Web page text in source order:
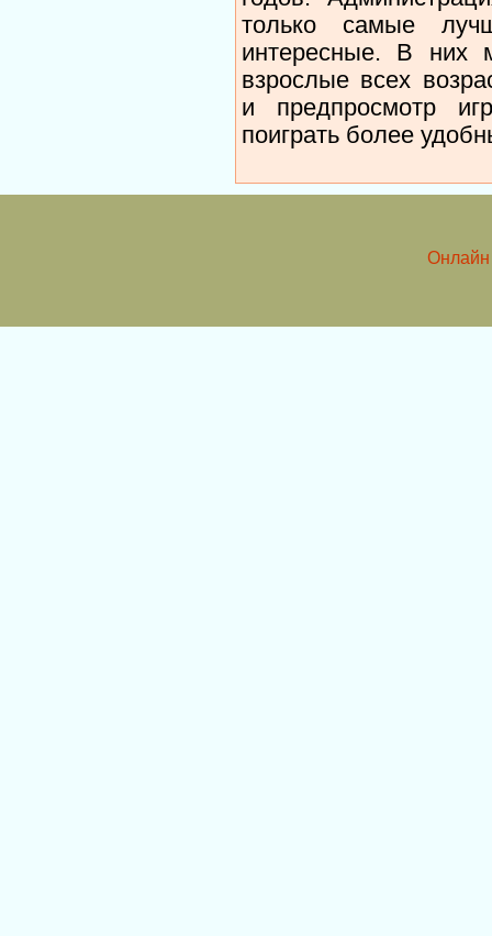
только самые
интересные. В них
взрослые всех
и предпросмотр
поиграть более
Онлайн